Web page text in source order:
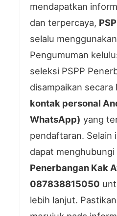
mendapatkan
dan terpercaya,
selalu
Pengumuman
seleksi PSPP
disampaikan secara
kontak personal
WhatsApp) yang
pendaftaran. Selain
dapat menghubungi
Penerbangan Kak
087838815050
lebih lanjut.